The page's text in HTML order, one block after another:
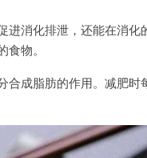
进消化排泄，还能在消
物。
合成脂肪的作用。减肥